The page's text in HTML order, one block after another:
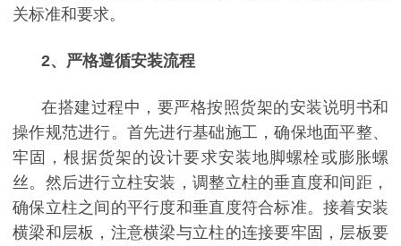
关标准和要求。
2、 严格遵循安装流程
在搭建过程中，要严格按照货架的安装说明书和
操作规范进行。首先进行基础施工，确保地面平整、
牢固，根据货架的设计要求安装地脚螺栓或膨胀螺
丝。然后进行立柱安装，调整立柱的垂直度和间距，
确保立柱之间的平行度和垂直度符合标准。接着安装
横梁和层板，注意横梁与立柱的连接要牢固，层板要